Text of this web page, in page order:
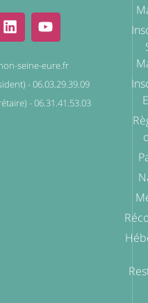
seine-eure.fr
- 06.03.29.39.09
- 06.31.41.53.03